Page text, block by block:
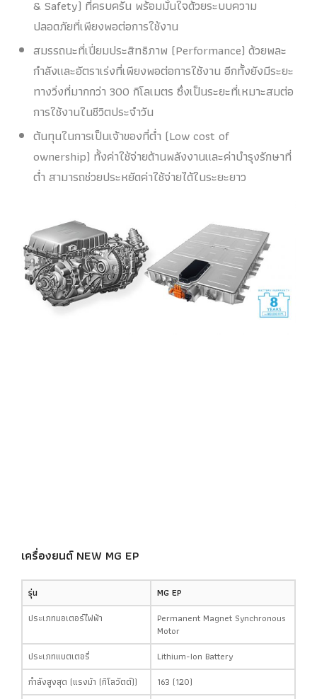
& Safety) ที่ครบครัน พร้อมมั่นใจด้วยระบบความ
ปลอดภัยที่เพียงพอต่อการใช้งาน
สมรรถนะที่เปี่ยมประสิทธิภาพ (Performance) ด้วยพละ
กำลังและอัตราเร่งที่เพียงพอต่อการใช้งาน อีกทั้งยังมีระยะ
ทางวิ่งที่มากกว่า 300 กิโลเมตร ซึ่งเป็นระยะที่เหมาะสมต่อ
การใช้งานในชีวิตประจำวัน
ต้นทุนในการเป็นเจ้าของที่ต่ำ (Low cost of
ownership) ทั้งค่าใช้จ่ายด้านพลังงานและค่าบำรุงรักษาที่
ต่ำ สามารถช่วยประหยัดค่าใช้จ่ายได้ในระยะยาว
เครื่องยนต์ NEW MG EP
รุ่น
MG EP
ประเภทมอเตอร์ไฟฟ้า
Permanent Magnet Synchronous
Motor
ประเภทแบตเตอรี่
Lithium-Ion Battery
กำลังสูงสุด (แรงม้า (กิโลวัตต์))
163 (120)